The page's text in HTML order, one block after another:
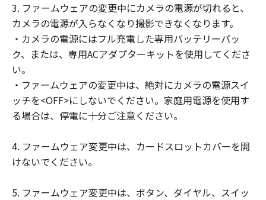
は、その内容によりキヤノンまたはキヤノ
ンのライセンサーに帰属します。
著作権表示
お客様は、「許諾ソフトウェア」に含まれ
るキヤノンまたはキヤノンのライセンサー
の著作権表示を変更し、除去しまたは削除
してはなりません。
「本契約」に明示的に定める場合を除き、
キヤノン、キヤノンの子会社、キヤノンの
店、ならびにキヤノンのライセンサーは、
3. ファームウェアの変更中にカメラの電源が切れると、
カメラの電源が入らなくなり撮影できなくなります。
・カメラの電源にはフル充電した専用バッテリーパッ
ク、または、専用ACアダプターキットを使用してくださ
い。
・ファームウェアの変更中は、絶対にカメラの電源スイ
ッチを<OFF>にしないでください。家庭用電源を使用す
る場合は、停電に十分ご注意ください。
4. ファームウェア変更中は、カードスロットカバーを開
けないでください。
5. ファームウェア変更中は、ボタン、ダイヤル、スイッ